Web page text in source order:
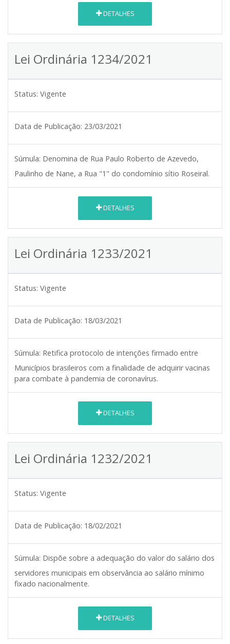
DETALHES
Lei Ordinária 1234/2021
Status: Vigente
Data de Publicação: 23/03/2021
Súmula: Denomina de Rua Paulo Roberto de Azevedo,
Paulinho de Nane, a Rua "1" do condomínio sítio Roseiral.
DETALHES
Lei Ordinária 1233/2021
Status: Vigente
Data de Publicação: 18/03/2021
Súmula: Retifica protocolo de intenções firmado entre
Municípios brasileiros com a finalidade de adquirir vacinas
para combate à pandemia de coronavírus.
DETALHES
Lei Ordinária 1232/2021
Status: Vigente
Data de Publicação: 18/02/2021
Súmula: Dispõe sobre a adequação do valor do salário dos
servidores municipais em observância ao salário mínimo
fixado nacionalmente.
DETALHES